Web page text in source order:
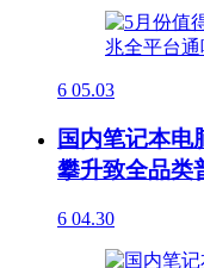
6 05.03
国内笔记本电
攀升致全品类
6 04.30